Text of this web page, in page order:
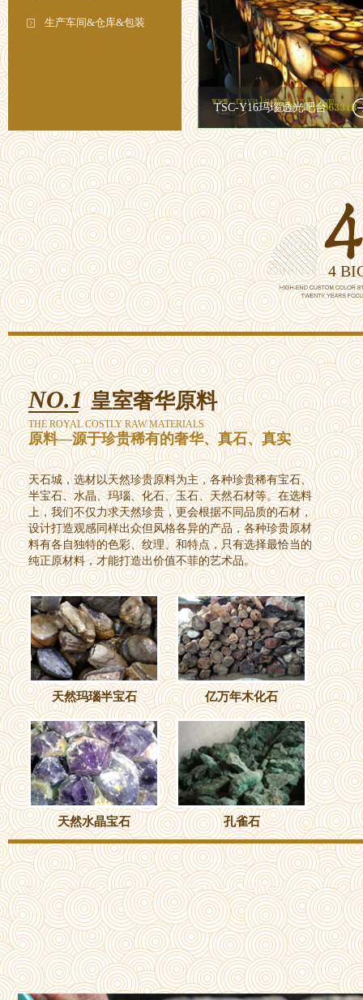
生产车间&仓库&包装
TSC-Y16玛瑙透光吧台
4
NO.1 皇室奢华原料
THE ROYAL COSTLY RAW MATERIALS
原料—源于珍贵稀有的奢华、真石、真实
天石城，选材以天然珍贵原料为主，各种珍贵稀有宝石、
半宝石、水晶、玛瑙、化石、玉石、天然石材等。在选料
上，我们不仅力求天然珍贵，更会根据不同品质的石材，
设计打造观感同样出众但风格各异的产品，各种珍贵原材
料有各自独特的色彩、纹理、和特点，只有选择最恰当的
纯正原材料，才能打造出价值不菲的艺术品。
天然玛瑙半宝石 亿万年木化石
天然水晶宝石 孔雀石